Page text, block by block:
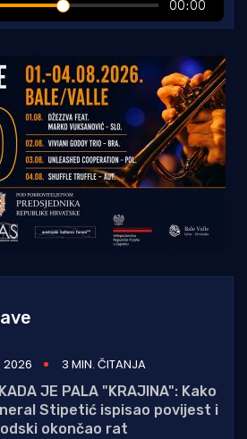
2026
3 MIN. ČITANJA
JE PALA "KRAJINA": Kako
Stipetić ispisao povijest i
okončao rat